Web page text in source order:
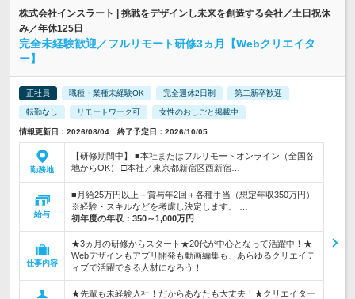
株式会社インスラート | 挑戦をデザインし未来を創造する会社／土日祝休
み／年休125日
完全未経験歓迎／フルリモート研修3ヵ月【Webクリエイタ
ー】
正社員 職種・業種未経験OK 完全週休2日制 第二新卒歓迎
転勤なし リモートワーク可 女性のおしごと掲載中
情報更新日：2026/08/04 終了予定日：2026/10/05
勤務地
【研修期間中】 ■本社またはフルリモートオンライン（全国各
地からOK） □本社／東京都新宿区西新宿…
給与
■月給25万円以上＋賞与年2回＋各種手当（想定年収350万円）
※経験・スキルなどを考慮し決定します。 …
初年度の年収： 350～1,000万円
仕事内容
★3ヵ月の研修からスタート★20代が中心となって活躍中！★
Webデザインもアプリ開発も動画編集も、あらゆるクリエイテ
ィブで活躍できる人材になろう！
★先輩も未経験入社！だからあなたも大丈夫！★クリエイター